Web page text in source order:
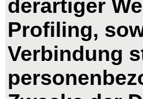
derartiger
Profiling,
Verbindung